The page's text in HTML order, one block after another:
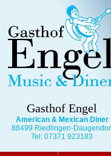
Gasthof Engel
American & Mexican Diner
88499 Riedlingen-
Tel: 07371 923183